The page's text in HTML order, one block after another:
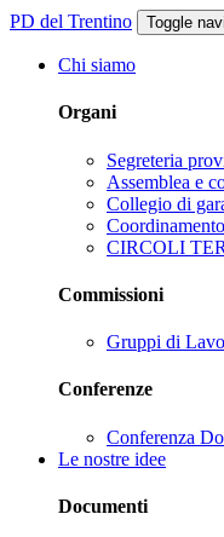
PD del Trentino Toggle
Chi siamo
Organi
Segreteria
Assemblea e
Collegio di
CIRCOLI
Commissioni
Gruppi di
Conferenze
Conferenza
Le nostre idee
Documenti